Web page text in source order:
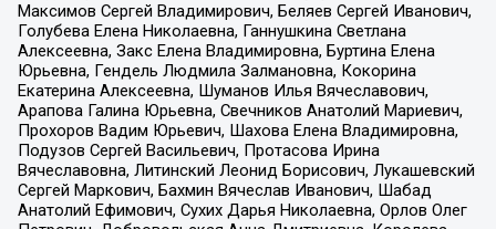
Максимов Сергей Владимирович, Беляев Сергей Иванович,
Голубева Елена Николаевна, Ганнушкина Светлана
Алексеевна, Закс Елена Владимировна, Буртина Елена
Юрьевна, Гендель Людмила Залмановна, Кокорина
Екатерина Алексеевна, Шуманов Илья Вячеславович,
Арапова Галина Юрьевна, Свечников Анатолий Мариевич,
Прохоров Вадим Юрьевич, Шахова Елена Владимировна,
Подузов Сергей Васильевич, Протасова Ирина
Вячеславовна, Литинский Леонид Борисович, Лукашевский
Сергей Маркович, Бахмин Вячеслав Иванович, Шабад
Анатолий Ефимович, Сухих Дарья Николаевна, Орлов Олег